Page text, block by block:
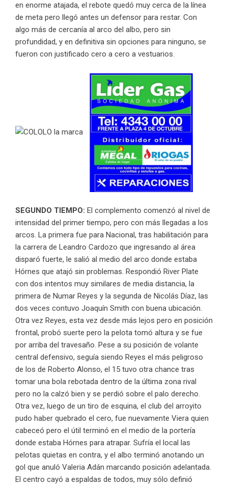
en enorme atajada, el rebote quedó muy cerca de la línea
de meta pero llegó antes un defensor para restar. Con
algo más de cercanía al arco del albo, pero sin
profundidad, y en definitiva sin opciones para ninguno, se
fueron con justificado cero a cero a vestuarios.
SEGUNDO TIEMPO: El complemento comenzó al nivel de
intensidad del primer tiempo, pero con más llegadas a los
arcos. La primera fue para Nacional, tras habilitación para
la carrera de Leandro Cardozo que ingresando al área
disparó fuerte, le salió al medio del arco donde estaba
Hórnes que atajó sin problemas. Respondió River Plate
con dos intentos muy similares de media distancia, la
primera de Numar Reyes y la segunda de Nicolás Díaz, las
dos veces contuvo Joaquín Smith con buena ubicación.
Otra vez Reyes, esta vez desde más lejos pero en posición
frontal, probó suerte pero la pelota tomó altura y se fue
por arriba del travesaño. Pese a su posición de volante
central defensivo, seguía siendo Reyes el más peligroso
de los de Roberto Alonso, el 15 tuvo otra chance tras
tomar una bola rebotada dentro de la última zona rival
pero no la calzó bien y se perdió sobre el palo derecho.
Otra vez, luego de un tiro de esquina, el club del arroyito
pudo haber quebrado el cero, fue nuevamente Viera quien
cabeceó pero el útil terminó en el medio de la portería
donde estaba Hórnes para atrapar. Sufría el local las
pelotas quietas en contra, y el albo terminó anotando un
gol que anuló Valeria Adán marcando posición adelantada.
El centro cayó a espaldas de todos, muy sólo definió